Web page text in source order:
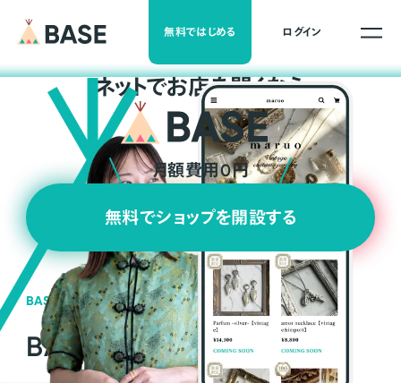
無料ではじめる ログイン
ネットでお店を開くなら
月額費用0円
無料でショップを開設する
BASEの強み
BASEが強い3つの理由